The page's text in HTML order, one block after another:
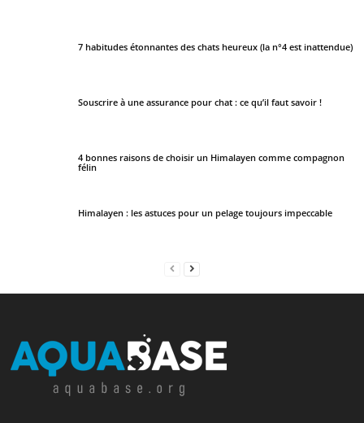
7 habitudes étonnantes des chats heureux (la n°4 est inattendue)
Souscrire à une assurance pour chat : ce qu’il faut savoir !
4 bonnes raisons de choisir un Himalayen comme compagnon
félin
Himalayen : les astuces pour un pelage toujours impeccable